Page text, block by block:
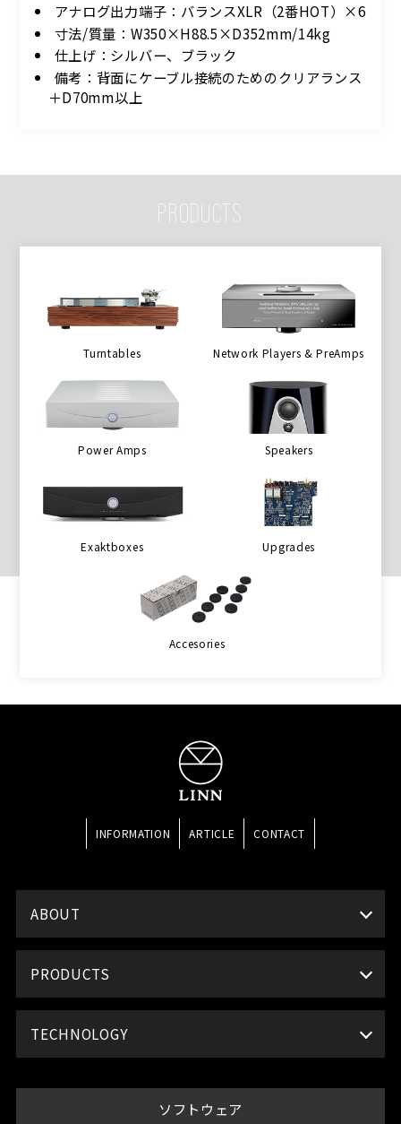
アナログ出力端子：バランスXLR（2番HOT）×6
寸法/質量：W350×H88.5×D352mm/14kg
仕上げ：シルバー、ブラック
備考：背面にケーブル接続のためのクリアランス
＋D70mm以上
PRODUCTS
Turntables Network Players & PreAmps
Power Amps Speakers
Exaktboxes Upgrades
Accesories
INFORMATION ARTICLE CONTACT
ABOUT
PRODUCTS
TECHNOLOGY
ソフトウェア